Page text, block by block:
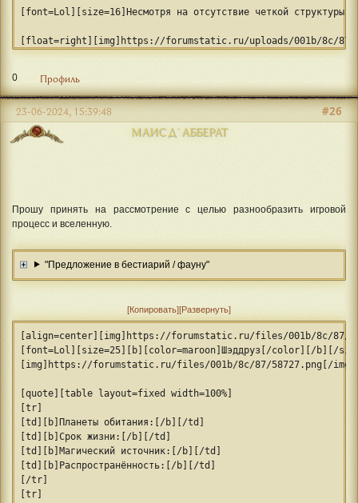
[font=Lol][size=16]Несмотря на отсутствие четкой структуры
[float=right][img]https://forumstatic.ru/uploads/001b/8c/87/592/
0 Профиль
МАИС Д`АББЕРАТ
#26
23-06-2024, 15:39:48
Прошу принять на рассмотрение с целью разнообразить игровой
процесс и вселенную.
"Предложение в бестиарий / фауну"
Копировать Развернуть
[align=center][img]https://forumstatic.ru/files/001b/8c/87/
[font=Lol][size=25][b][color=maroon]Шэддруз[/color][/b][/
[img]https://forumstatic.ru/files/001b/8c/87/58727.png[/
[quote][table layout=fixed width=100%]
[tr]
[td][b]Планеты обитания:[/b][/td]
[td][b]Срок жизни:[/b][/td]
[td][b]Магический источник:[/b][/td]
[td][b]Распространённость:[/b][/td]
[/tr]
[tr]